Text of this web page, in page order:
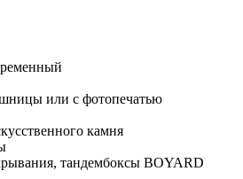
или с фотопечатью
камня
тандембоксы BOYARD